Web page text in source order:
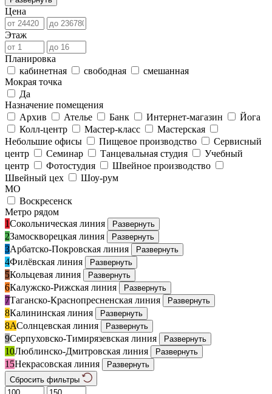
Цена
Этаж
Планировка
кабинетная
свободная
смешанная
Мокрая точка
Да
Назначение помещения
Архив
Ателье Банк Интернет-магазин
Йога
Колл-центр
Мастер-класс
Мастерская
Небольшие офисы
Пищевое производство
Сервисный
центр
Семинар Танцевальная студия
Учебный
центр
Фотостудия
Швейное производство
Швейный цех
Шоу-рум
МО
Воскресенск
Метро рядом
1Сокольническая линия Развернуть
2Замоскворецкая линия Развернуть
3Арбатско-Покровская линия Развернуть
4Филёвская линия Развернуть
5Кольцевая линия Развернуть
6Калужско-Рижская линия Развернуть
7Таганско-Краснопресненская линия Развернуть
8Калининская линия Развернуть
8АСолнцевская линия Развернуть
9Серпуховско-Тимирязевская линия Развернуть
10Люблинско-Дмитровская линия Развернуть
15Некрасовская линия
Развернуть
Сбросить фильтры